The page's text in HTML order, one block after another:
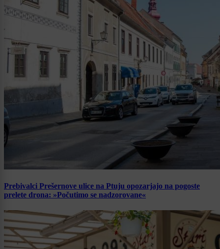
Prebivalci Prešernove ulice na Ptuju opozarjajo na pogoste
prelete drona: »Počutimo se nadzorovane«